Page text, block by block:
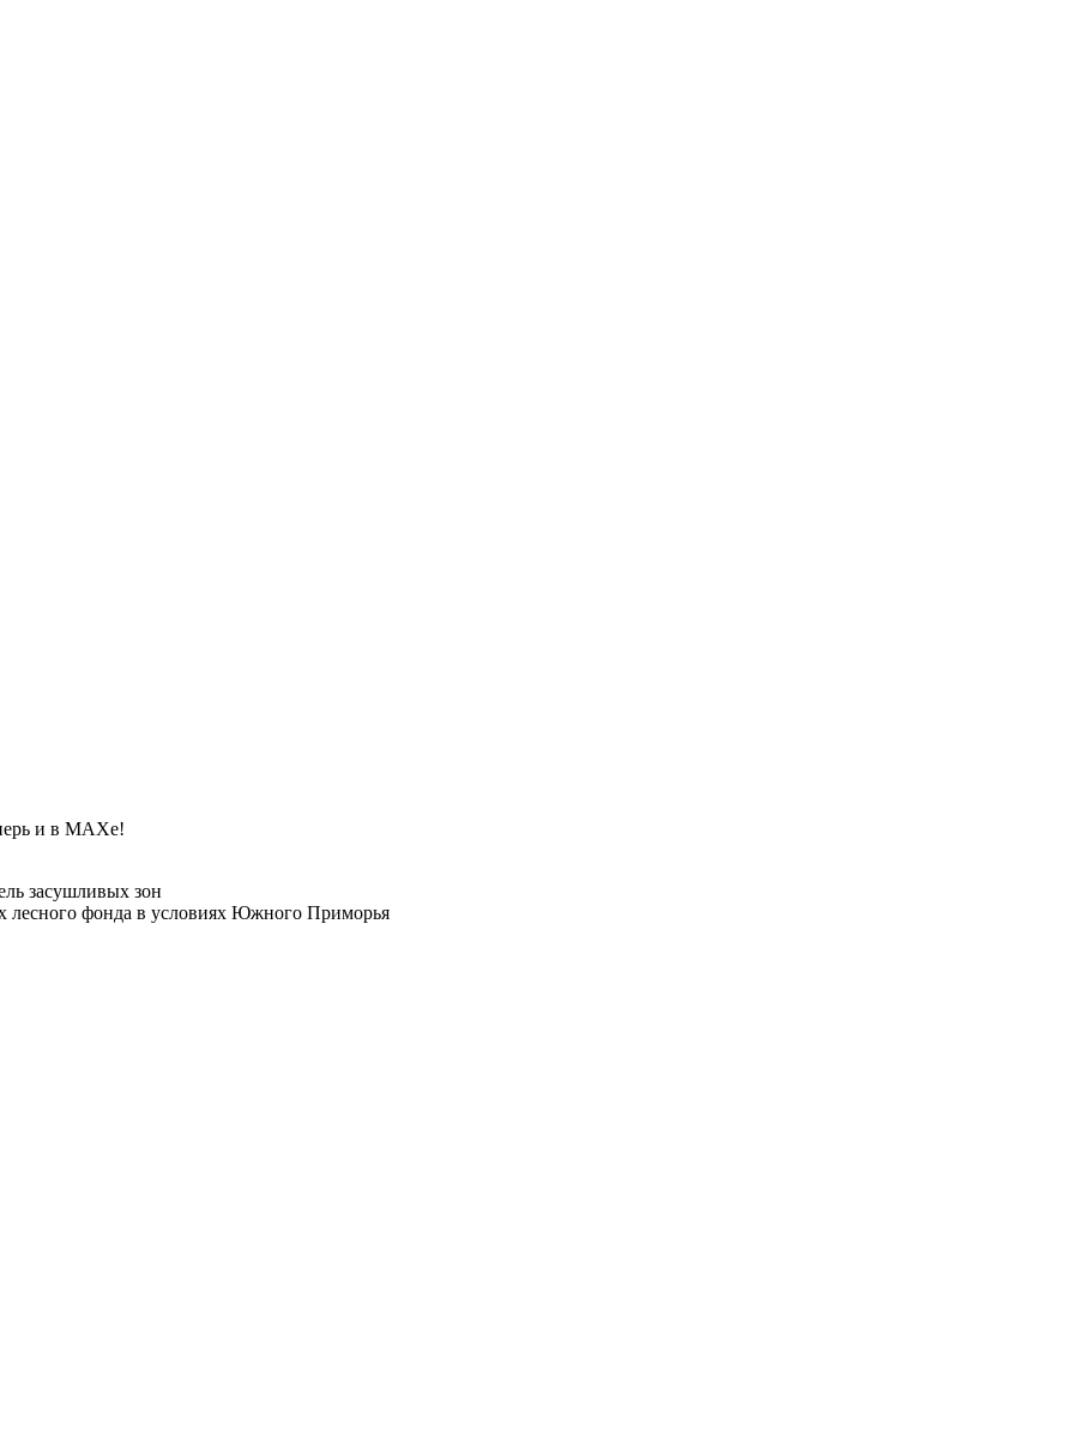
и в МАХе!
засушливых зон
лесного фонда в условиях Южного Приморья